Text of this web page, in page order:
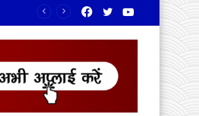
YouTube
Twitter
Facebook